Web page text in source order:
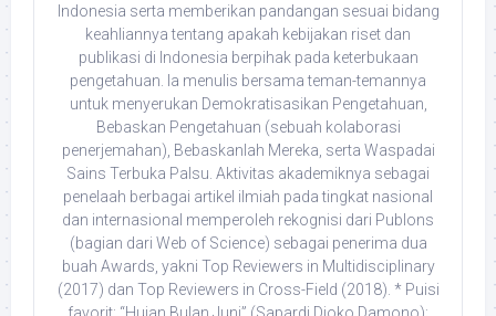
Indonesia serta memberikan pandangan sesuai bidang
keahliannya tentang apakah kebijakan riset dan
publikasi di Indonesia berpihak pada keterbukaan
pengetahuan. Ia menulis bersama teman-temannya
untuk menyerukan Demokratisasikan Pengetahuan,
Bebaskan Pengetahuan (sebuah kolaborasi
penerjemahan), Bebaskanlah Mereka, serta Waspadai
Sains Terbuka Palsu. Aktivitas akademiknya sebagai
penelaah berbagai artikel ilmiah pada tingkat nasional
dan internasional memperoleh rekognisi dari Publons
(bagian dari Web of Science) sebagai penerima dua
buah Awards, yakni Top Reviewers in Multidisciplinary
(2017) dan Top Reviewers in Cross-Field (2018). * Puisi
favorit: “Hujan Bulan Juni” (Sapardi Djoko Damono);